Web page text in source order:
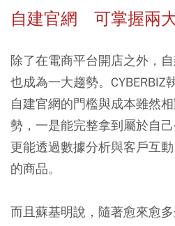
自建官網 可掌握兩
除了在電商平台開店之外，
也成為一大趨勢。CYBERBIZ
自建官網的門檻與成本雖然
勢，一是能完整拿到屬於自
更能透過數據分析與客戶互
的商品。
而且蘇基明說，隨著愈來愈